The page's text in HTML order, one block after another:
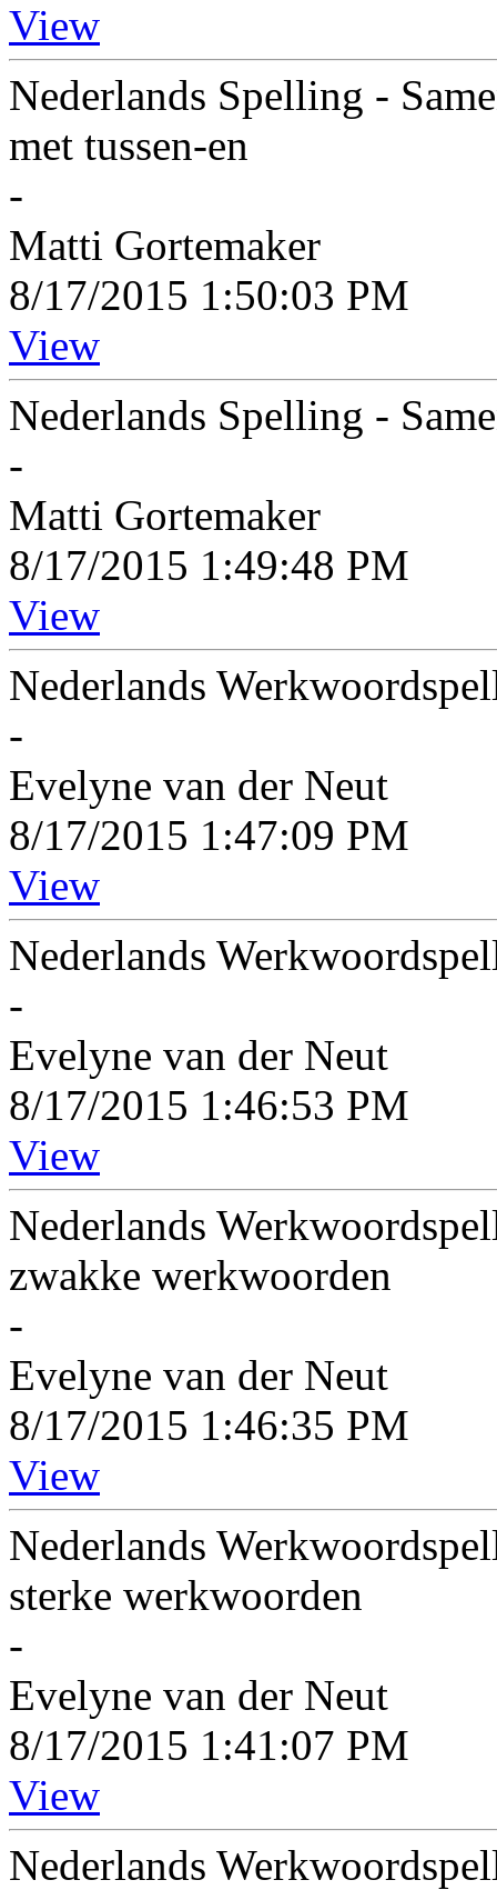
View
Nederlands Spelling -
met tussen-en
-
Matti Gortemaker
8/17/2015 1:50:03 PM
View
Nederlands Spelling -
-
Matti Gortemaker
8/17/2015 1:49:48 PM
View
Nederlands
-
Evelyne van der Neut
8/17/2015 1:47:09 PM
View
Nederlands
-
Evelyne van der Neut
8/17/2015 1:46:53 PM
View
Nederlands
zwakke werkwoorden
-
Evelyne van der Neut
8/17/2015 1:46:35 PM
View
Nederlands
sterke werkwoorden
-
Evelyne van der Neut
8/17/2015 1:41:07 PM
View
Nederlands